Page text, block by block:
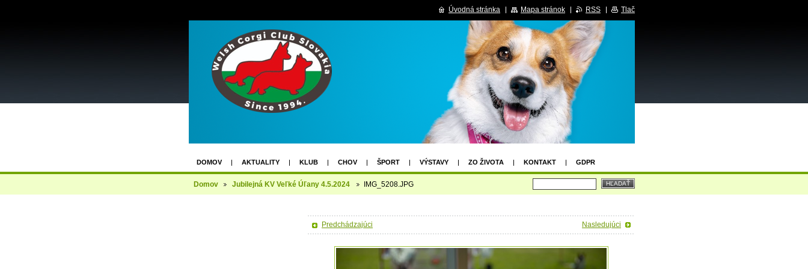
DOMOV AKTUALITY KLUB CHOV ŠPORT VÝSTAVY ZO ŽIVOTA KONTAKT GDPR
FACEBOOK GROUP VIANOČNÁ SÚŤAŽ VÝSLEDKY VIANOČNEJ SÚŤAŽE
3. UZÁVIERKA - 2X CACIB LUČENEC
Domov Jubilejná KV Veľké Úľany 4.5.2024 IMG_5208.JPG
Predchádzajúci Nasledujúci
Úvodná stránka Mapa stránok RSS Tlač